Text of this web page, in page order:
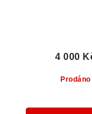
Prodáno
4 000